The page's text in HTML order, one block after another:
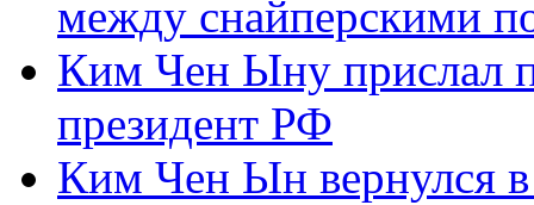
между снайперскими
Ким Чен Ыну прислал
президент РФ
Ким Чен Ын вернулся